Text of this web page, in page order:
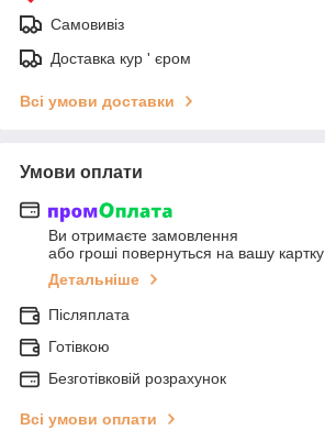
Самовивіз
Доставка кур ' єром
Всі умови доставки
Умови оплати
Ви отримаєте замовлення
або гроші повернуться на вашу картку
Детальніше
Післяплата
Готівкою
Безготівковій розрахунок
Всі умови оплати